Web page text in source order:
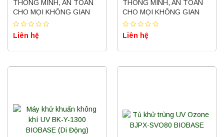
THÔNG MINH, AN TOÀN
CHO MỌI KHÔNG GIAN
Liên hệ
THÔNG MINH, AN TOÀN
CHO MỌI KHÔNG GIAN
Liên hệ